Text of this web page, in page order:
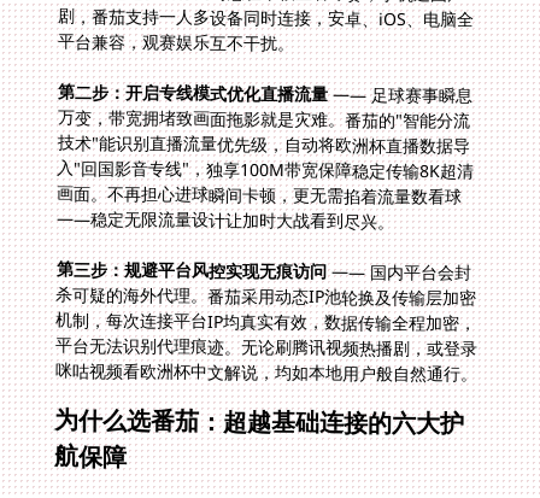
平台兼容，观赛娱乐互不干扰。
第二步：开启专线模式优化直播流量—— 足球赛事瞬息
万变，带宽拥堵致画面拖影就是灾难。番茄的"智能分流
技术"能识别直播流量优先级，自动将欧洲杯直播数据导
入"回国影音专线"，独享100M带宽保障稳定传输8K超清
画面。不再担心进球瞬间卡顿，更无需掐着流量数看球
——稳定无限流量设计让加时大战看到尽兴。
第三步：规避平台风控实现无痕访问—— 国内平台会封
杀可疑的海外代理。番茄采用动态IP池轮换及传输层加密
机制，每次连接平台IP均真实有效，数据传输全程加密，
平台无法识别代理痕迹。无论刷腾讯视频热播剧，或登录
咪咕视频看欧洲杯中文解说，均如本地用户般自然通行。
为什么选番茄：超越基础连接的六大护
航保障